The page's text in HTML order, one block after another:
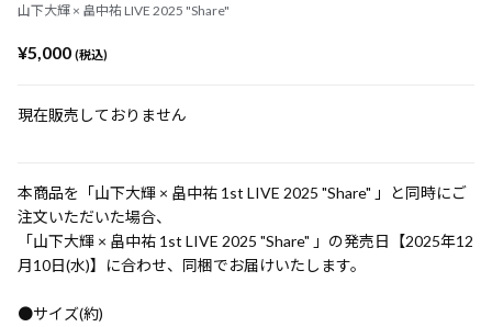
山下大輝 × 畠中祐 LIVE 2025 "Share"
¥5,000 (税込)
現在販売しておりません
本商品を「山下大輝 × 畠中祐 1st LIVE 2025 "Share" 」と同時にご
注文いただいた場合、
「山下大輝 × 畠中祐 1st LIVE 2025 "Share" 」の発売日【2025年12
月10日(水)】に合わせ、同梱でお届けいたします。
●サイズ(約)